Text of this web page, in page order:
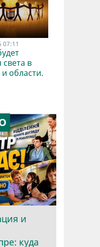
07:11
света в
области.
и
куда